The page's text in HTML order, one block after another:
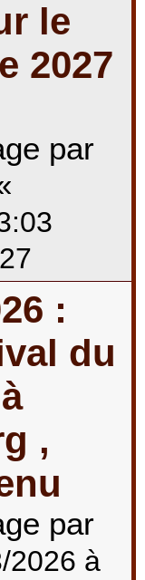
le
2027
par
:
du
,
par
2026 à